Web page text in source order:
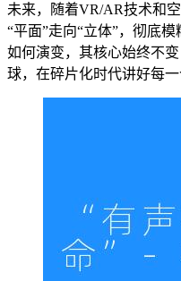
未来，随着VR/AR技术和
“平面”走向“立体”，彻底
如何演变，其核心始终不
球，在碎片化时代讲好每一